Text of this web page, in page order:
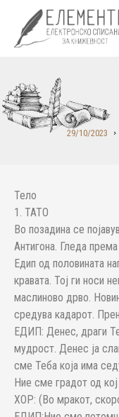
29/10/2023
Тело
1. ТАТО
Во позадина се
Антигона. Гледа
Едип од половината
кравата. Тој ги носи
маслиново дрво.
средува кадарот.
ЕДИП: Денес, драги
мудрост. Денес ја
сме Теба која има
Ние сме градот од
ХОР: (Во мракот,